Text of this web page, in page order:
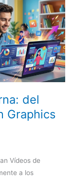
del
Graphics
Vídeos de
a los